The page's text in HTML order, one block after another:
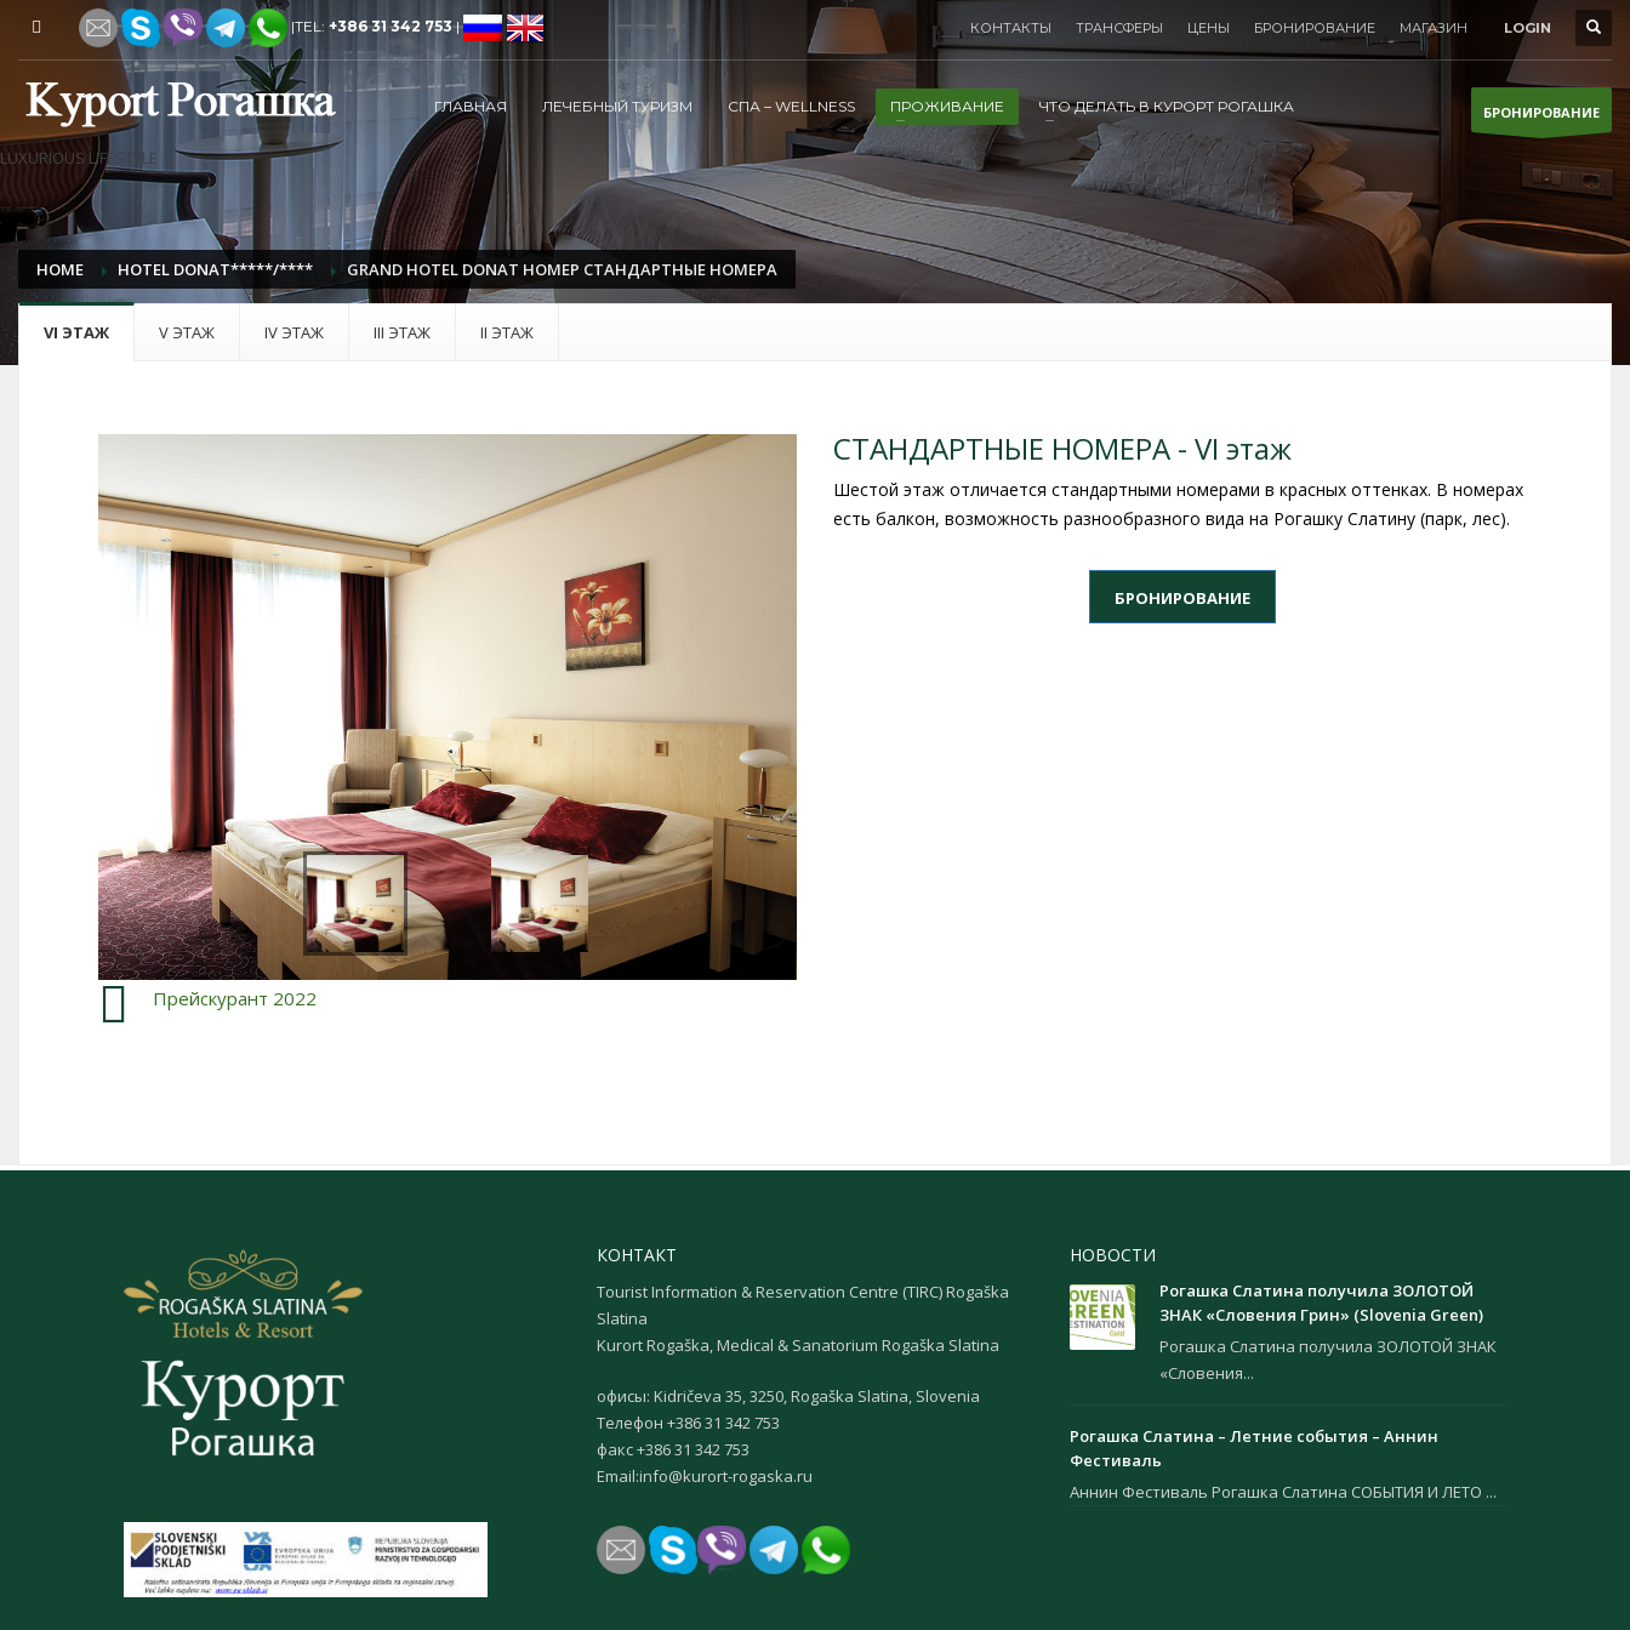
|TEL: +386 31 342 753| КОНТАКТЫ ТРАНСФЕРЫ ЦЕНЫ БРОНИРОВАНИЕ МАГАЗИН LOGIN
ГЛАВНАЯ ЛЕЧЕБНЫЙ ТУРИЗМ СПА – WELLNESS ПРОЖИВАНИЕ ЧТО ДЕЛАТЬ В КУРОРТ РОГАШКА БРОНИРОВАНИЕ
LUXURIOUS LIFESTYLE
HOME HOTEL DONAT*****/**** GRAND HOTEL DONAT НОМЕР СТАНДАРТНЫЕ НОМЕРА
VI ЭТАЖ V ЭТАЖ IV ЭТАЖ III ЭТАЖ II ЭТАЖ
Прейскурант 2022
СТАНДАРТНЫЕ НОМЕРА - VI этаж
Шестой этаж отличается стандартными номерами в красных оттенках. В номерах
есть балкон, возможность разнообразного вида на Рогашку Слатину (парк, лес).
БРОНИРОВАНИЕ
КОНТАКТ
Tourist Information & Reservation Centre (TIRC) Rogaška
Slatina
Kurort Rogaška, Medical & Sanatorium Rogaška Slatina
офисы: Kidričeva 35, 3250, Rogaška Slatina, Slovenia
Телефон +386 31 342 753
факс +386 31 342 753
Email:info@kurort-rogaska.ru
НОВОСТИ
Рогашка Слатина получила ЗОЛОТОЙ
ЗНАК «Словения Грин» (Slovenia Green)
Рогашка Слатина получила ЗОЛОТОЙ ЗНАК
«Словения...
Рогашка Слатина – Летние события – Аннин
Фестиваль
Аннин Фестиваль Рогашка Слатина СОБЫТИЯ И ЛЕТО ...